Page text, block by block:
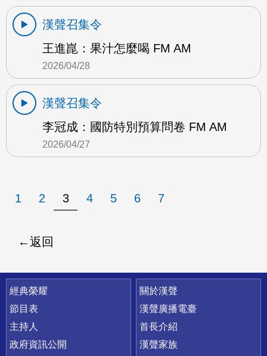
漢聲召集令
王進崑：果汁怎麼喝 FM AM
2026/04/28
漢聲召集令
李冠成：國防特別預算問卷 FM AM
2026/04/27
1 2 3 4 5 6 7
返回
快速連結
經典榮耀
節目表
主持人
政府資訊公開
關於漢聲
漢聲廣播電臺
首長介紹
漢聲家族